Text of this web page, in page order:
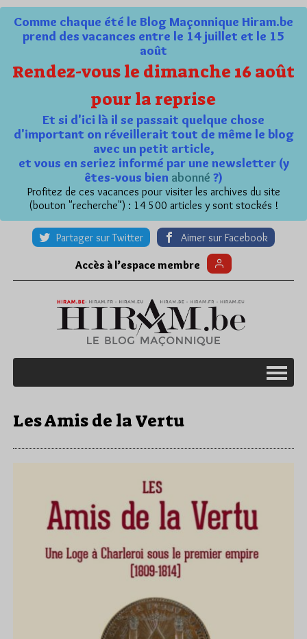
Comme chaque été le Blog Maçonnique Hiram.be
prend des vacances entre le 14 juillet et le 15
août
Rendez-vous le dimanche 16 août
pour la reprise
Et si d'ici là il se passait quelque chose
d'important on réveillerait tout de même le blog
avec un petit article,
et vous en seriez informé par une newsletter (y
êtes-vous bien abonné ?)
Profitez de ces vacances pour visiter les archives du site
(bouton "recherche") : 14 500 articles y sont stockés !
Partager sur Twitter Aimer sur Facebook
Accès à l’espace membre
Les Amis de la Vertu